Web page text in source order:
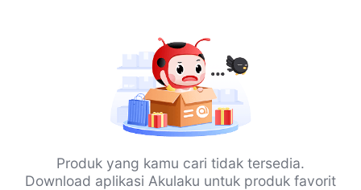
Produk yang kamu cari tidak tersedia.
Download aplikasi Akulaku untuk produk favorit